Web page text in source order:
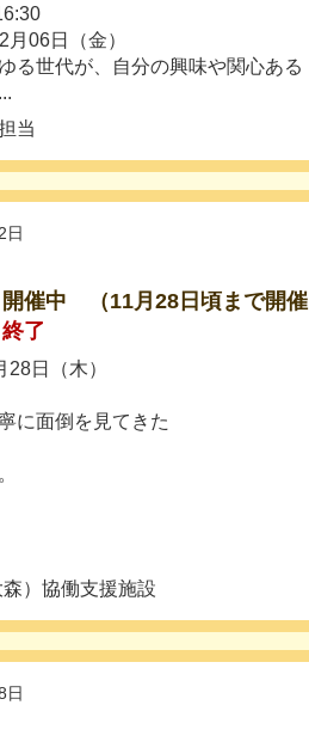
06日（金）
る世代が、自分の興味や関心ある
当
日
開催中 （11月28日頃まで開催
了
日（木）
に面倒を見てきた
）協働支援施設
日